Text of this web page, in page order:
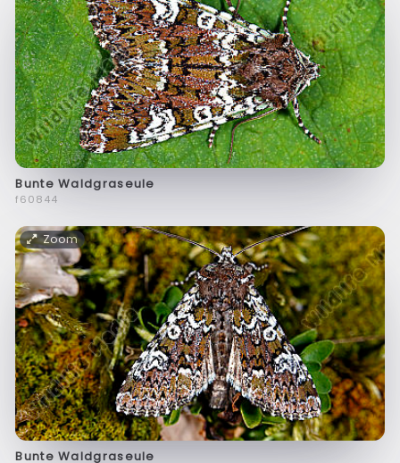
Bunte Waldgraseule
f60844
Zoom
Bunte Waldgraseule